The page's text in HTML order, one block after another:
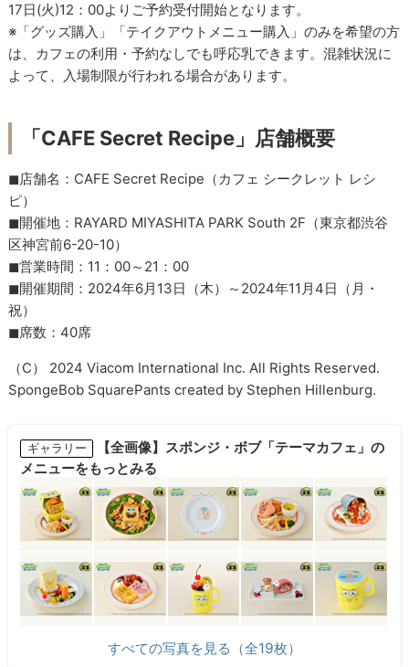
17日(火)12：00よりご予約受付開始となります。
※「グッズ購入」「テイクアウトメニュー購入」のみを希望の方
は、カフェの利用・予約なしでも呼応乳できます。混雑状況に
よって、入場制限が行われる場合があります。
「CAFE Secret Recipe」店舗概要
◼︎店舗名：CAFE Secret Recipe（カフェ シークレット レシ
ピ）
◼︎開催地：RAYARD MIYASHITA PARK South 2F（東京都渋谷
区神宮前6-20-10）
◼︎営業時間：11：00～21：00
◼︎開催期間：2024年6月13日（木）～2024年11月4日（月・
祝）
◼︎席数：40席
（C） 2024 Viacom International Inc. All Rights Reserved.
SpongeBob SquarePants created by Stephen Hillenburg.
ギャラリー
【全画像】スポンジ・ボブ「テーマカフェ」の
メニューをもっとみる
すべての写真を見る（全19枚）